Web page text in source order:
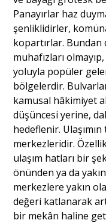
Panayırlar haz
şenliklidirler,
kopartırlar. Bundan
muhafızları
yoluyla popüler
bölgelerdir.
kamusal hâkimiyet
düşüncesi yerine,
hedeflenir.
merkezleridir.
ulaşım hatları bir
önünden ya da
merkezlere yakın
değeri katlanarak
bir mekân haline